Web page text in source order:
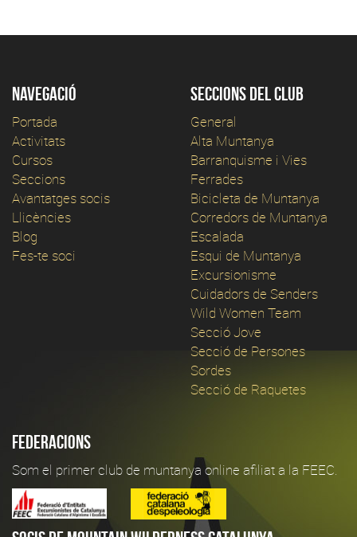
Navegació
Portada
Activitats
Cursos
Seccions
Avantatges socis
Llicències
Blog
Fes-te soci
Seccions del club
General
Alta Muntanya
Barranquisme i Vies
Ferrades
Bicicleta de Muntanya
Corredors de Muntanya
Escalada
Esqui de Muntanya
Excursionisme
Cuidadors de Senders
Wild Women Team
Secció Jove
Secció de Persones
Sordes
Secció de Raquetes
Federacions
Som el primer club de muntanya online afiliat a la FEEC.